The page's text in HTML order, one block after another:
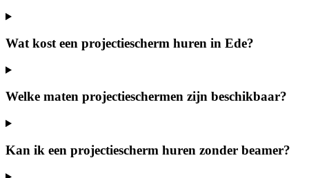
Wat kost een projectiescherm huren in Ede?
Welke maten projectieschermen zijn beschikbaar?
Kan ik een projectiescherm huren zonder beamer?